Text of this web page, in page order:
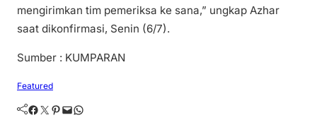
mengirimkan tim pemeriksa ke sana,” ungkap Azhar
saat dikonfirmasi, Senin (6/7).
Sumber : KUMPARAN
Featured
Facebook Twitter Pinterest Mail WhatsApp